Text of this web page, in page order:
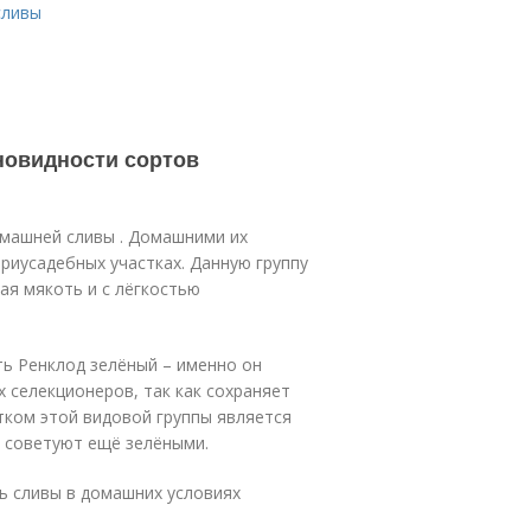
сортов
сливы . Домашними их
участках. Данную группу
мякоть и с лёгкостью
Ренклод зелёный – именно он
так как сохраняет
этой видовой группы является
ещё зелёными.
сливы в домашних условиях